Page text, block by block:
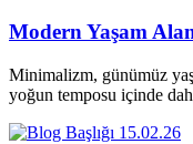
Modern Yaşam
Minimalizm, günümüz
yoğun temposu içinde
15.02.26